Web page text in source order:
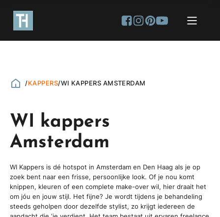
/KAPPERS/WI KAPPERS AMSTERDAM
WI kappers
Amsterdam
WI Kappers is dé hotspot in Amsterdam en Den Haag als je op
zoek bent naar een frisse, persoonlijke look. Of je nou komt
knippen, kleuren of een complete make-over wil, hier draait het
om jóu en jouw stijl. Het fijne? Je wordt tijdens je behandeling
steeds geholpen door dezelfde stylist, zo krijgt iedereen de